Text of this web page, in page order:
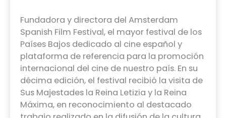
Fundadora y directora del Amsterdam
Spanish Film Festival, el mayor festival de los
Países Bajos dedicado al cine español y
plataforma de referencia para la promoción
internacional del cine de nuestro país. En su
décima edición, el festival recibió la visita de
Sus Majestades la Reina Letizia y la Reina
Máxima, en reconocimiento al destacado